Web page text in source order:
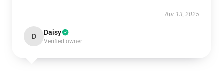
Apr 13, 2025
D Daisy
Verified owner